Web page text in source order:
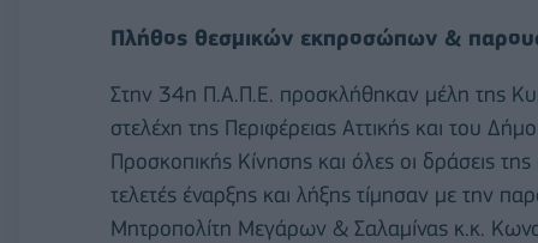
Πλήθος θεσμικών εκπροσώπων &
Στην 34η Π.Α.Π.Ε. προσκλήθηκαν μέλη της
στελέχη της Περιφέρειας Αττικής και του
Προσκοπικής Κίνησης και όλες οι δράσεις
τελετές έναρξης και λήξης τίμησαν με την
Μητροπολίτη Μεγάρων & Σαλαμίνας κ.κ.